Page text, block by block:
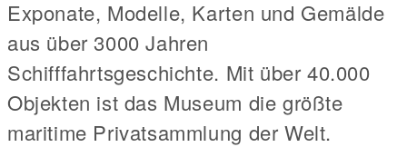
Exponate, Modelle, Karten und Gemälde
aus über 3000 Jahren
Schifffahrtsgeschichte. Mit über 40.000
Objekten ist das Museum die größte
maritime Privatsammlung der Welt.